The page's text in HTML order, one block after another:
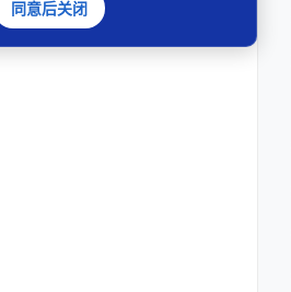
同意后关闭